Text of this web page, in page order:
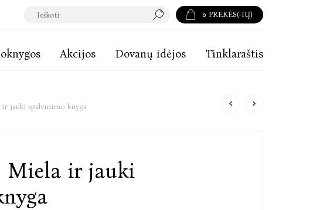
0 PREKĖS(-IŲ)
Akcijos Dovanų idėjos Tinklaraštis
ir jauki spalvinimo knyga
Miela ir jauki